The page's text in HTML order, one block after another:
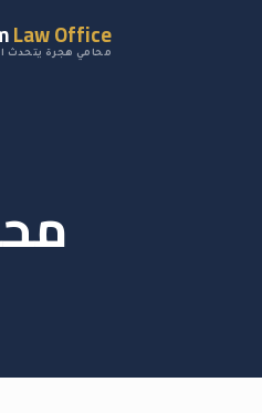
Law Office
محامي هجرة يتحدث